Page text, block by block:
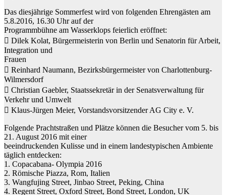
Das diesjährige Sommerfest wird von folgenden Ehrengästen am
5.8.2016, 16.30 Uhr auf der
Programmbühne am Wasserklops feierlich eröffnet:
 Dilek Kolat, Bürgermeisterin von Berlin und Senatorin für Arbeit,
Integration und
Frauen
 Reinhard Naumann, Bezirksbürgermeister von Charlottenburg-
Wilmersdorf
 Christian Gaebler, Staatssekretär in der Senatsverwaltung für
Verkehr und Umwelt
 Klaus-Jürgen Meier, Vorstandsvorsitzender AG City e. V.
Folgende Prachtstraßen und Plätze können die Besucher vom 5. bis
21. August 2016 mit einer
beeindruckenden Kulisse und in einem landestypischen Ambiente
täglich entdecken:
1. Copacabana- Olympia 2016
2. Römische Piazza, Rom, Italien
3. Wangfujing Street, Jinbao Street, Peking, China
4. Regent Street, Oxford Street, Bond Street, London, UK